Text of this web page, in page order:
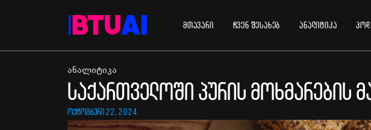
მთავარი ჩვენ შესახებ ანალიტიკა
ანალიტიკა
საქართველოში პურის მოხმარების
ოქტომბერი 22, 2024